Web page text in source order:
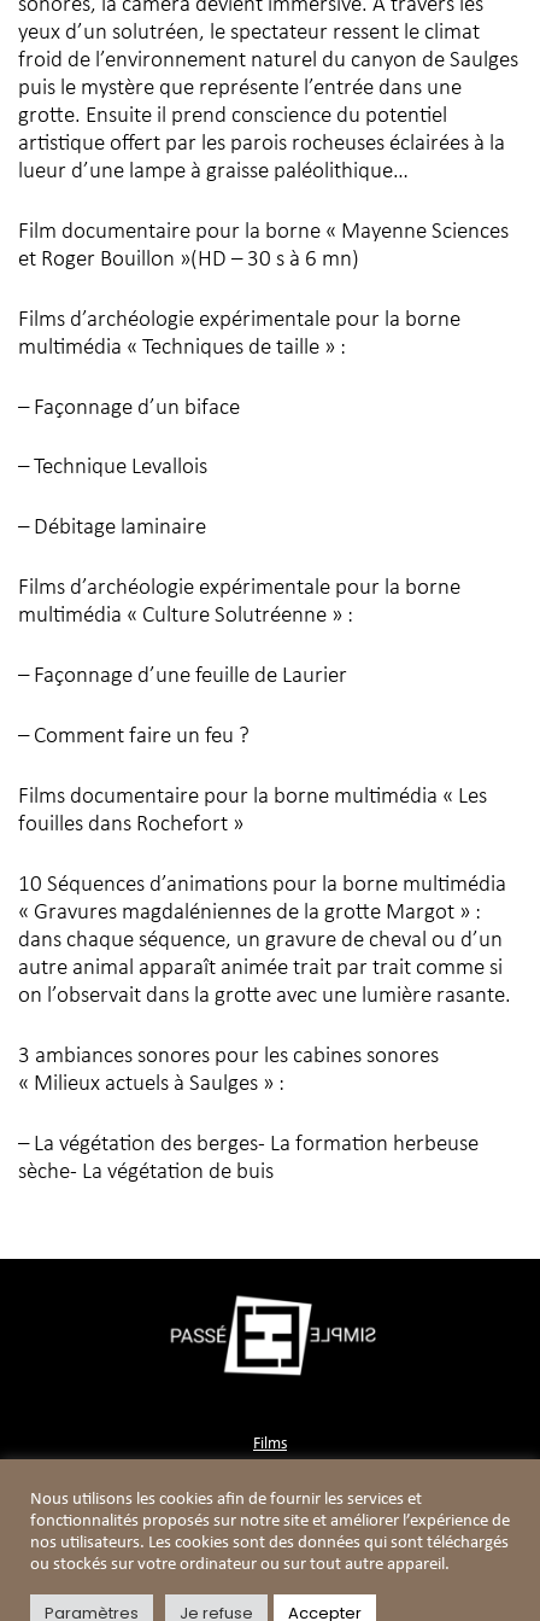
sonores, la caméra devient immersive. A travers les
yeux d’un solutréen, le spectateur ressent le climat
froid de l’environnement naturel du canyon de Saulges
puis le mystère que représente l’entrée dans une
grotte. Ensuite il prend conscience du potentiel
artistique offert par les parois rocheuses éclairées à la
lueur d’une lampe à graisse paléolithique…
Film documentaire pour la borne « Mayenne Sciences
et Roger Bouillon »(HD – 30 s à 6 mn)
Films d’archéologie expérimentale pour la borne
multimédia « Techniques de taille » :
– Façonnage d’un biface
– Technique Levallois
– Débitage laminaire
Films d’archéologie expérimentale pour la borne
multimédia « Culture Solutréenne » :
– Façonnage d’une feuille de Laurier
– Comment faire un feu ?
Films documentaire pour la borne multimédia « Les
fouilles dans Rochefort »
10 Séquences d’animations pour la borne multimédia
« Gravures magdaléniennes de la grotte Margot » :
dans chaque séquence, un gravure de cheval ou d’un
autre animal apparaît animée trait par trait comme si
on l’observait dans la grotte avec une lumière rasante.
3 ambiances sonores pour les cabines sonores
« Milieux actuels à Saulges » :
– La végétation des berges- La formation herbeuse
sèche- La végétation de buis
Films
Boutique
Nous utilisons les cookies afin de fournir les services et
fonctionnalités proposés sur notre site et améliorer l’expérience de
nos utilisateurs. Les cookies sont des données qui sont téléchargés
ou stockés sur votre ordinateur ou sur tout autre appareil.
Paramètres Je refuse Accepter